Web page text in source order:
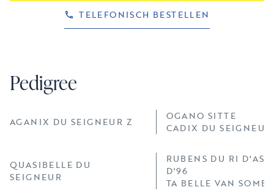
TELEFONISCH BESTELLEN
Pedigree
AGANIX DU SEIGNEUR Z
OGANO SITTE
CADIX DU
QUASIBELLE DU
SEIGNEUR
RUBENS DU RI
D'96
TA BELLE VAN